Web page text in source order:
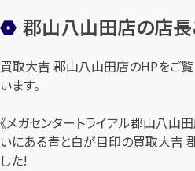
郡山八山田店の店
買取大吉 郡山八山田店のHPをご覧
います。
《メガセンタートライアル郡山八山
いにある青と白が目印の買取大吉
した!